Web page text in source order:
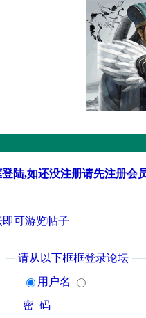
陆,如还没注册请先注册会
可游览帖子
请从以下框框登录论坛
用户名
密 码